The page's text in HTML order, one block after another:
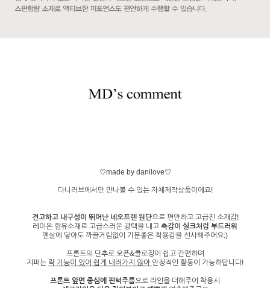
♡made by danilove♡
다니러브에서만 만나볼 수 있는 자체제작상품이에요!
견고하고 내구성이 뛰어난 네오프렌 원단으로 편안하고 고급진 소재감!
레이온 함유소재로 고급스러운 광택을 내고 촉감이 실크처럼 부드러워
맨살에 닿아도 까끌거림없이 기분좋은 착용감을 선사해주어요:)
프론트의 단추로 오픈&클로징이 쉽고 간편하며
지퍼는 락 기능이 있어 쉽게 내려가지 않아 안정적인 활동이 가능하답니다!
프론트 앞면 중심에 핀턱주름으로 라인을 더해주어 착용시